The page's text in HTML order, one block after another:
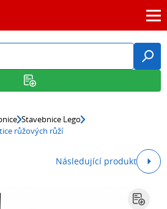
Stavebnice Lego
růžových růží
Následující produkt